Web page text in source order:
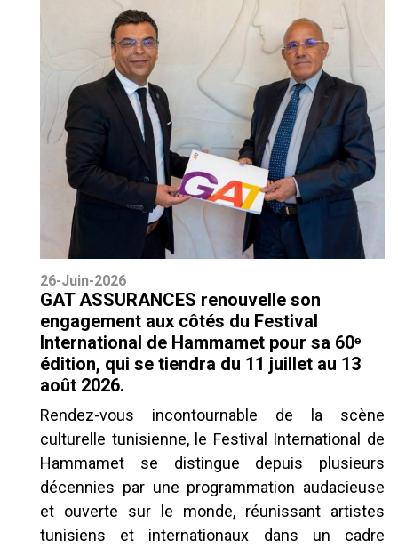
26-Juin-2026
GAT ASSURANCES renouvelle son
engagement aux côtés du Festival
International de Hammamet pour sa 60ᵉ
édition, qui se tiendra du 11 juillet au 13
août 2026.
Rendez-vous incontournable de la scène
culturelle tunisienne, le Festival International de
Hammamet se distingue depuis plusieurs
décennies par une programmation audacieuse
et ouverte sur le monde, réunissant artistes
tunisiens et internationaux dans un cadre